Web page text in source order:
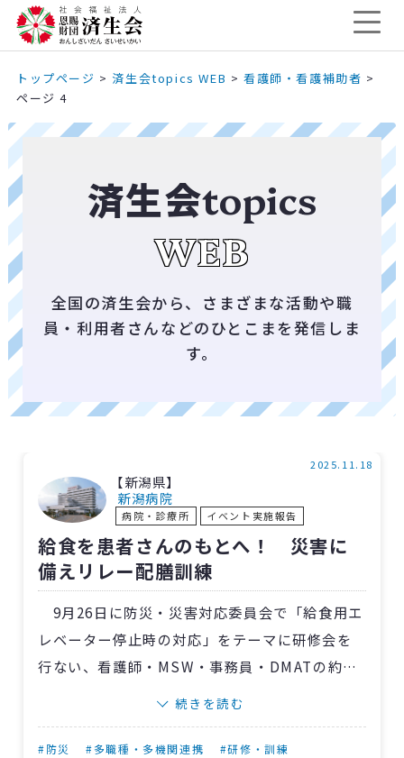
トップページ > 済生会topics WEB > 看護師・看護補助者 >
ページ 4
済生会topics
WEB
全国の済生会から、さまざまな活動や職
員・利用者さんなどのひとこまを発信しま
す。
【新潟県】
新潟病院
病院・診療所 イベント実施報告
2025.11.18
給食を患者さんのもとへ！ 災害に
備えリレー配膳訓練
9月26日に防災・災害対応委員会で「給食用エ
レベーター停止時の対応」をテーマに研修会を
行ない、看護師・MSW・事務員・DMATの約20
は給食用を含むエレベーター全機が停止。病棟
続きを読む
#防災 #多職種・多機関連携
#研修・訓練